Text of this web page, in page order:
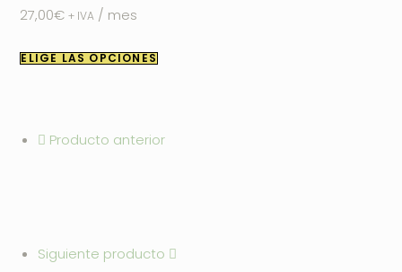
27,00€ + IVA / mes
ELIGE LAS OPCIONES
Producto anterior
Siguiente producto